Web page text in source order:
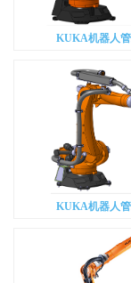
KUKA机器人
KUKA机器人